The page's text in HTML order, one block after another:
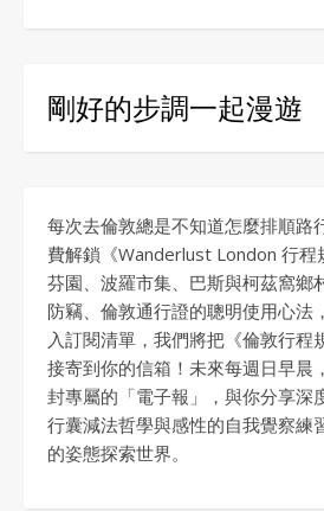
剛好的步調一起漫遊
每次去倫敦總是不知道怎麼排順路
費解鎖《Wanderlust London 行程
芬園、波羅市集、巴斯與柯茲窩鄉
防竊、倫敦通行證的聰明使用心法
入訂閱清單，我們將把《倫敦行程
接寄到你的信箱！未來每週日早晨
封專屬的「電子報」，與你分享深
行囊減法哲學與感性的自我覺察練
的姿態探索世界。